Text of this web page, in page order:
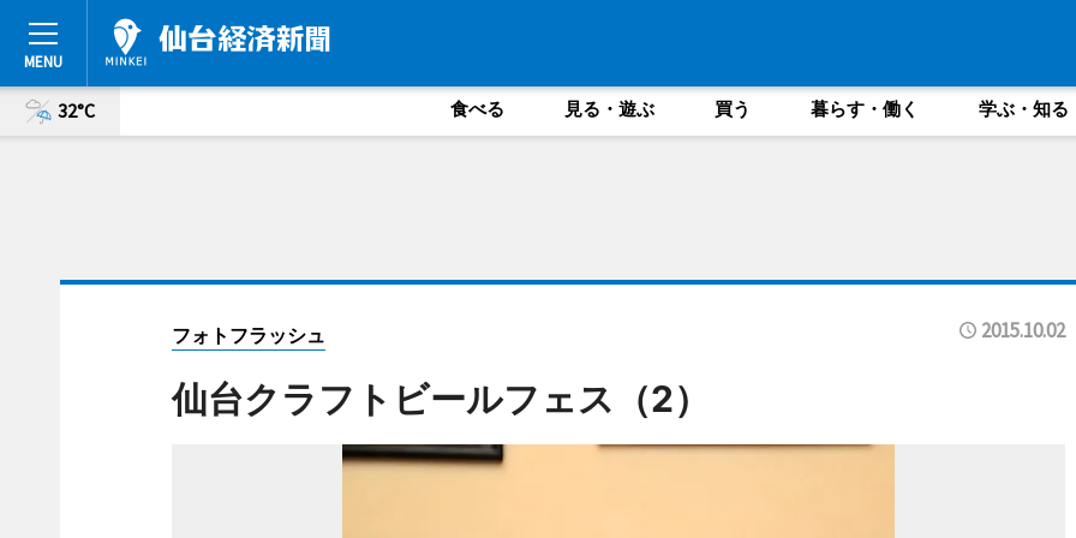
32°C 食べる 見る・遊ぶ 買う 暮らす・働く 学ぶ・知る
フォトフラッシュ 2015.10.02
仙台クラフトビールフェス（2）